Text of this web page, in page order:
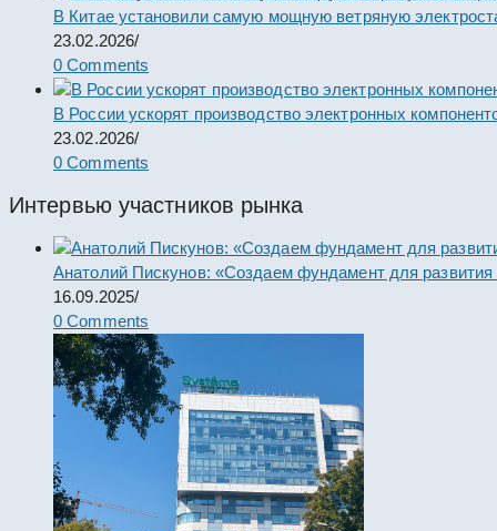
В Китае установили самую мощную ветряную
23.02.2026/
0 Comments
В России ускорят производство электронных
23.02.2026/
0 Comments
Интервью участников рынка
Анатолий Пискунов: «Создаем фундамент для развития
16.09.2025/
0 Comments